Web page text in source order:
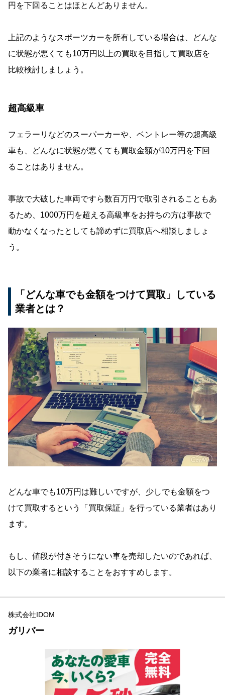
円を下回ることはほとんどありません。
上記のようなスポーツカーを所有している場合は、どんな
に状態が悪くても10万円以上の買取を目指して買取店を
比較検討しましょう。
超高級車
フェラーリなどのスーパーカーや、ベントレー等の超高級
車も、どんなに状態が悪くても買取金額が10万円を下回
ることはありません。
事故で大破した車両ですら数百万円で取引されることもあ
るため、1000万円を超える高級車をお持ちの方は事故で
動かなくなったとしても諦めずに買取店へ相談しましょ
う。
「どんな車でも金額をつけて買取」している
業者とは？
どんな車でも10万円は難しいですが、少しでも金額をつ
けて買取するという「買取保証」を行っている業者はあり
ます。
もし、値段が付きそうにない車を売却したいのであれば、
以下の業者に相談することをおすすめします。
株式会社IDOM
ガリバー